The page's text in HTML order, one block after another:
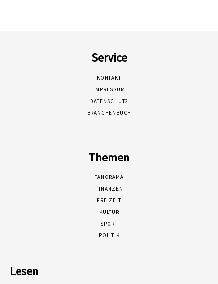
Service
KONTAKT
IMPRESSUM
DATENSCHUTZ
BRANCHENBUCH
Themen
PANORAMA
FINANZEN
FREIZEIT
KULTUR
SPORT
POLITIK
Lesen